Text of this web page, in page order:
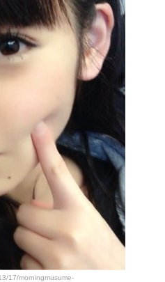
17/morningmusume-